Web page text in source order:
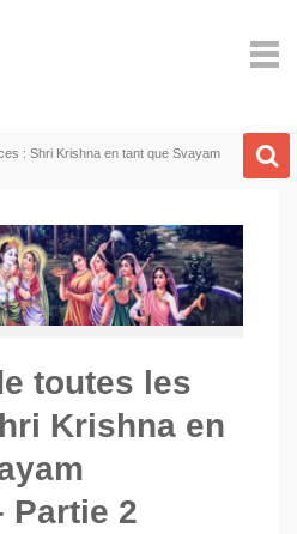
: Shri Krishna en tant que Svayam
toutes les
Krishna en
Partie 2